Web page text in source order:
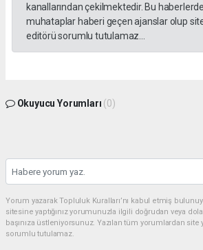
kanallarından çekilmektedir. Bu
muhataplar haberi geçen ajanslar olup
editörü sorumlu tutulamaz...
Okuyucu Yorumları (0)
Yorum yazarak Topluluk Kuralları’nı kabul etmiş
sitesine yaptığınız yorumunuzla ilgili doğrudan veya
başınıza üstleniyorsunuz. Yazılan tüm yorumlardan
sorumlu tutulamaz.